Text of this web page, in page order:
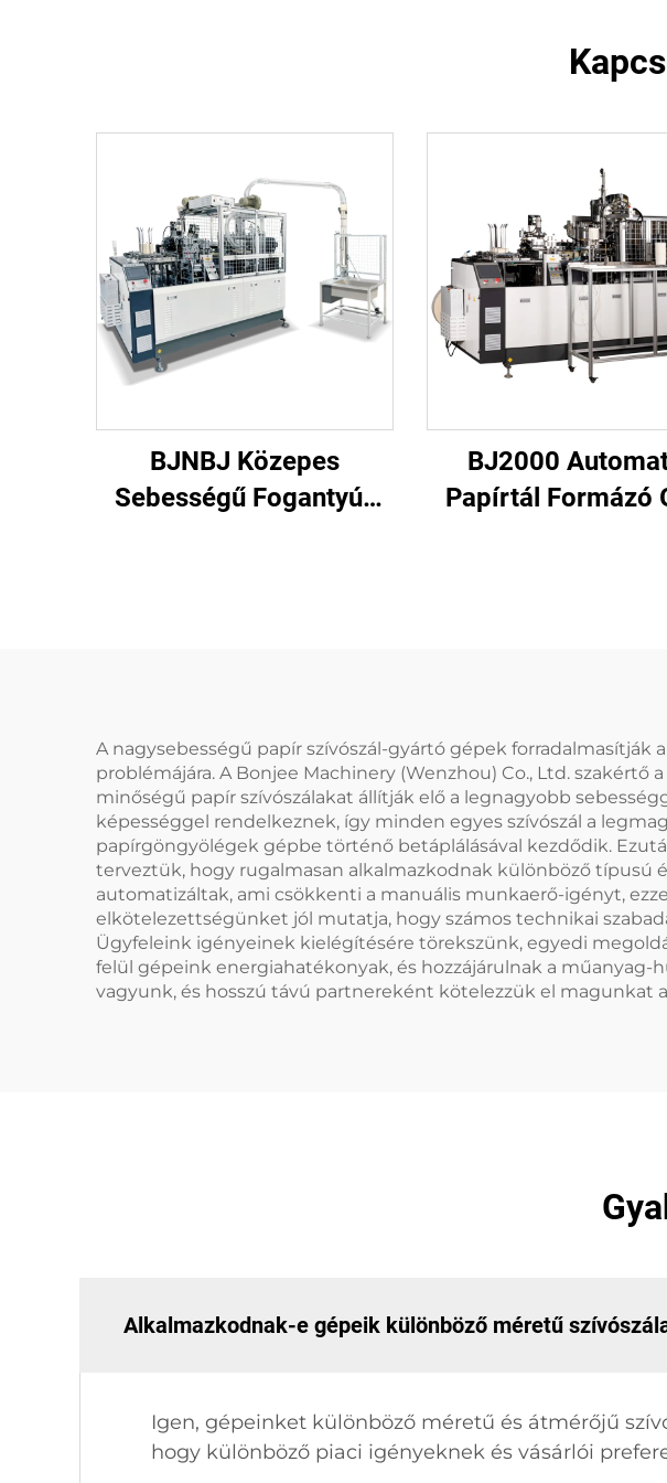
BJNBJ Közepes
Sebességű Fogantyús
BJ2000
Papírtál Formázó
A nagysebességű papír szívószál-gyártó gépek forradalmasítják
problémájára. A Bonjee Machinery (Wenzhou) Co., Ltd.
minőségű papír szívószálakat állítják elő a legnagyobb
képességgel rendelkeznek, így minden egyes szívószál a
papírgöngyölégek gépbe történő betáplálásával kezdődik.
terveztük, hogy rugalmasan alkalmazkodnak különböző típusú
automatizáltak, ami csökkenti a manuális munkaerő-igényt,
elkötelezettségünket jól mutatja, hogy számos technikai
Ügyfeleink igényeinek kielégítésére törekszünk, egyedi
felül gépeink energiahatékonyak, és hozzájárulnak a
vagyunk, és hosszú távú partnereként kötelezzük el magunkat
Alkalmazkodnak-e gépeik különböző méretű
Igen, gépeinket különböző méretű és átmérőjű
hogy különböző piaci igényeknek és vásárlói